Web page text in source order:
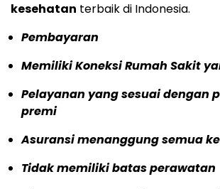
kesehatan terbaik di Indonesia.
Pembayaran
Memiliki Koneksi Rumah Sakit
Pelayanan yang sesuai dengan
premi
Asuransi menanggung semua
Tidak memiliki batas perawatan